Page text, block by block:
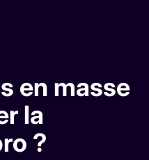
en masse
la
?